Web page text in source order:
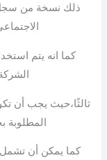
ذلك نسخة من
كما انه يتم
ثالثًا،حيث يجب أن
المطلوبة
كما يمكن أن